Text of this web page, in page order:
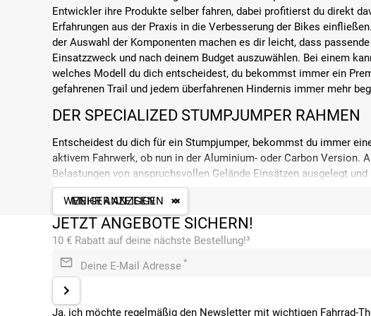
Entwickler ihre Produkte selber fahren, dabei profitierst du direkt
Erfahrungen aus der Praxis in die Verbesserung der Bikes
der Auswahl der Komponenten machen es dir leicht, dass
Einsatzzweck und nach deinem Budget auszuwählen. Bei einem
welches Modell du dich entscheidest, du bekommst immer ein
gefahrenen Trail und jedem überfahrenen Hindernis immer mehr
DER SPECIALIZED STUMPJUMPER RAHMEN
Entscheidest du dich für ein Stumpjumper, bekommst du immer
aktivem Fahrwerk, ob nun in der Aluminium- oder Carbon Version.
Belastungen von anspruchsvollen Gelände Einsätzen ausgelegt
Kontrolle und spielerisches Handling. Für eine cleane Optik wurden
verlegt. Ein Highlight und Alleinstellungsmerkmal der Stumpjumper
den Rahmen integriertes Werkzeugfach. Diese professionelle
und provisorische Lösungen zu verschandeln, macht die Liebe
DIE SPECIALIZED STUMPJUMPER
Bei der Auswahl der technischen Ausstattung ist man von
MEHR ANZEIGEN
WENIGER ANZEIGEN
JETZT ANGEBOTE SICHERN!
10 € Rabatt auf deine nächste Bestellung!³
Deine E-Mail Adresse *
Ja, ich möchte regelmäßig den Newsletter mit wichtigen Fahrrad-